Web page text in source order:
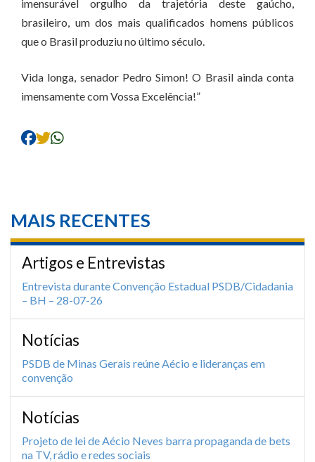
imensurável orgulho da trajetória deste gaúcho,
brasileiro, um dos mais qualificados homens públicos
que o Brasil produziu no último século.
Vida longa, senador Pedro Simon! O Brasil ainda conta
imensamente com Vossa Excelência!”
MAIS RECENTES
Artigos e Entrevistas
Entrevista durante Convenção Estadual PSDB/Cidadania
– BH – 28-07-26
Notícias
PSDB de Minas Gerais reúne Aécio e lideranças em
convenção
Notícias
Projeto de lei de Aécio Neves barra propaganda de bets
na TV, rádio e redes sociais